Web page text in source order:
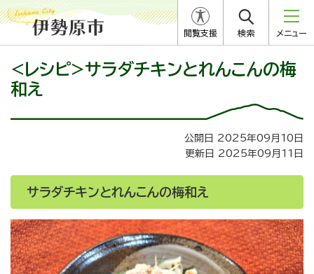
閲覧支援 検索 メニュー
<レシピ>サラダチキンとれんこんの梅
和え
公開日 2025年09月10日
更新日 2025年09月11日
サラダチキンとれんこんの梅和え